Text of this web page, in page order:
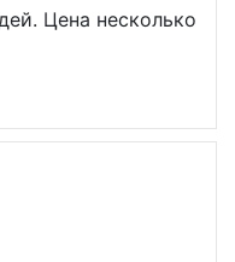
Цена несколько